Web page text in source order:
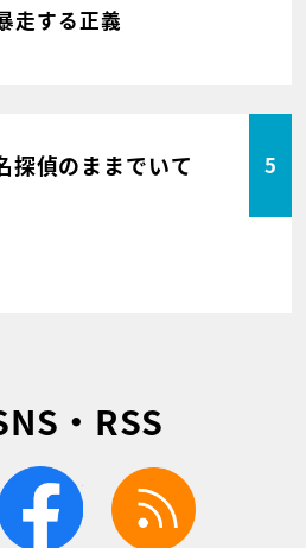
走する正義
探偵のままでいて 5
・RSS
facebook